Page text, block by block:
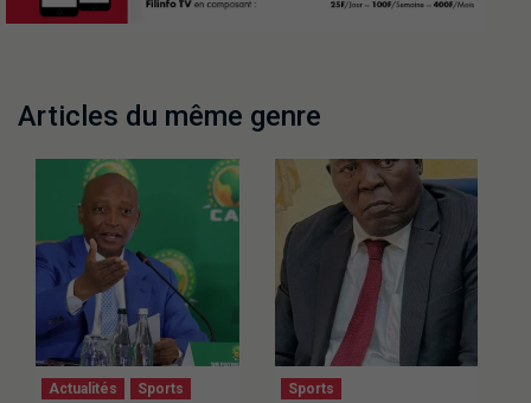
Articles du même genre
Actualités Sports Sports